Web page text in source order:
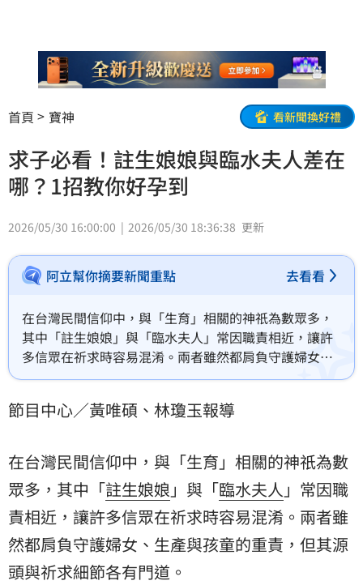
首頁 寶神 看新聞換好禮
求子必看！註生娘娘與臨水夫人差在
哪？1招教你好孕到
2026/05/30 16:00:00 2026/05/30 18:36:38 更新
阿立幫你摘要新聞重點 去看看
在台灣民間信仰中，與「生育」相關的神祇為數眾多，
其中「註生娘娘」與「臨水夫人」常因職責相近，讓許
多信眾在祈求時容易混淆。兩者雖然都肩負守護婦女、
生產與孩童的重責，但其源頭與祈求細節各有門道。
節目中心／黃唯碩、林瓊玉報導
在台灣民間信仰中，與「生育」相關的神祇為數
眾多，其中「註生娘娘 」與「臨水夫人 」常因職
責相近，讓許多信眾在祈求時容易混淆。兩者雖
然都肩負守護婦女、生產與孩童的重責，但其源
頭與祈求細節各有門道。